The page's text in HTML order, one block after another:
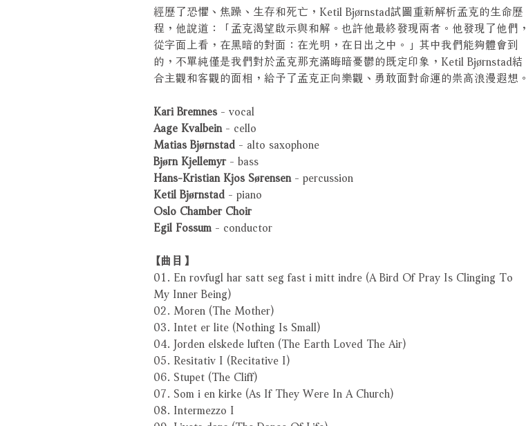
經歷了恐懼、焦躁、生存和死亡，Ketil Bjørnstad試圖重新解析孟克的生命歷
程，他說道：「孟克渴望啟示與和解。也許他最終發現兩者。他發現了他們，
從字面上看，在黑暗的對面：在光明，在日出之中。」其中我們能夠體會到
的，不單純僅是我們對於孟克那充滿晦暗憂鬱的既定印象，Ketil Bjørnstad結
合主觀和客觀的面相，給予了孟克正向樂觀、勇敢面對命運的崇高浪漫遐想。
Kari Bremnes- vocal
Aage Kvalbein - cello
Matias Bjørnstad - alto saxophone
Bjørn Kjellemyr- bass
Hans-Kristian Kjos Sørensen - percussion
Ketil Bjørnstad - piano
Oslo Chamber Choir
Egil Fossum - conductor
【曲目】
01. En rovfugl har satt seg fast i mitt indre (A Bird Of Pray Is Clinging To
My Inner Being)
02. Moren (The Mother)
03. Intet er lite (Nothing Is Small)
04. Jorden elskede luften (The Earth Loved The Air)
05. Resitativ I (Recitative I)
06. Stupet (The Cliff)
07. Som i en kirke (As If They Were In A Church)
08. Intermezzo I